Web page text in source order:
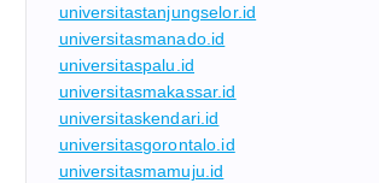
universitastanjungselor.id
universitasmanado.id
universitaspalu.id
universitasmakassar.id
universitaskendari.id
universitasgorontalo.id
universitasmamuju.id